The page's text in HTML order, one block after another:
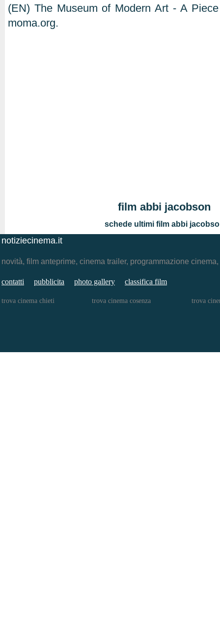
(EN) The Museum of Modern Art - A
moma.org.
film abbi jacobson
schede ultimi film abbi
notiziecinema.it
novità, film anteprime, cinema trailer, programmazione
contatti pubblicita photo gallery classifica film
trova cinema chieti trova cinema cosenza trova